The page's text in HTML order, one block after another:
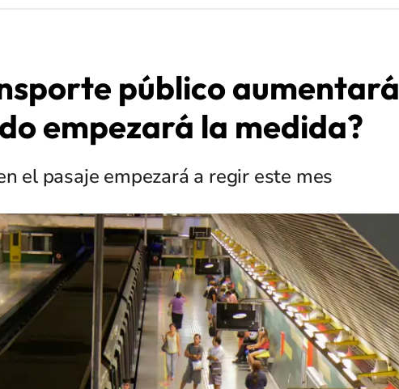
público aumentará
empezará la medida?
el pasaje empezará a regir este mes